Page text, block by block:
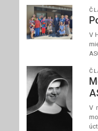
V
V